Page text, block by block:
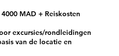
MAD + Reiskosten
excursies/rondleidingen
van de locatie en